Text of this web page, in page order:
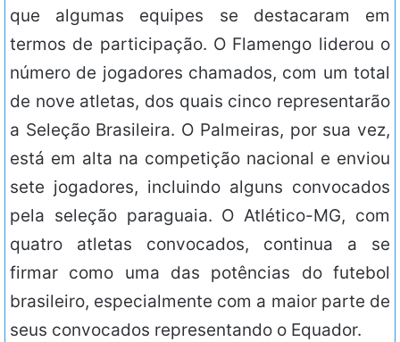
que algumas equipes se destacaram em
termos de participação. O Flamengo liderou o
número de jogadores chamados, com um total
de nove atletas, dos quais cinco representarão
a Seleção Brasileira. O Palmeiras, por sua vez,
está em alta na competição nacional e enviou
sete jogadores, incluindo alguns convocados
pela seleção paraguaia. O Atlético-MG, com
quatro atletas convocados, continua a se
firmar como uma das potências do futebol
brasileiro, especialmente com a maior parte de
seus convocados representando o Equador.